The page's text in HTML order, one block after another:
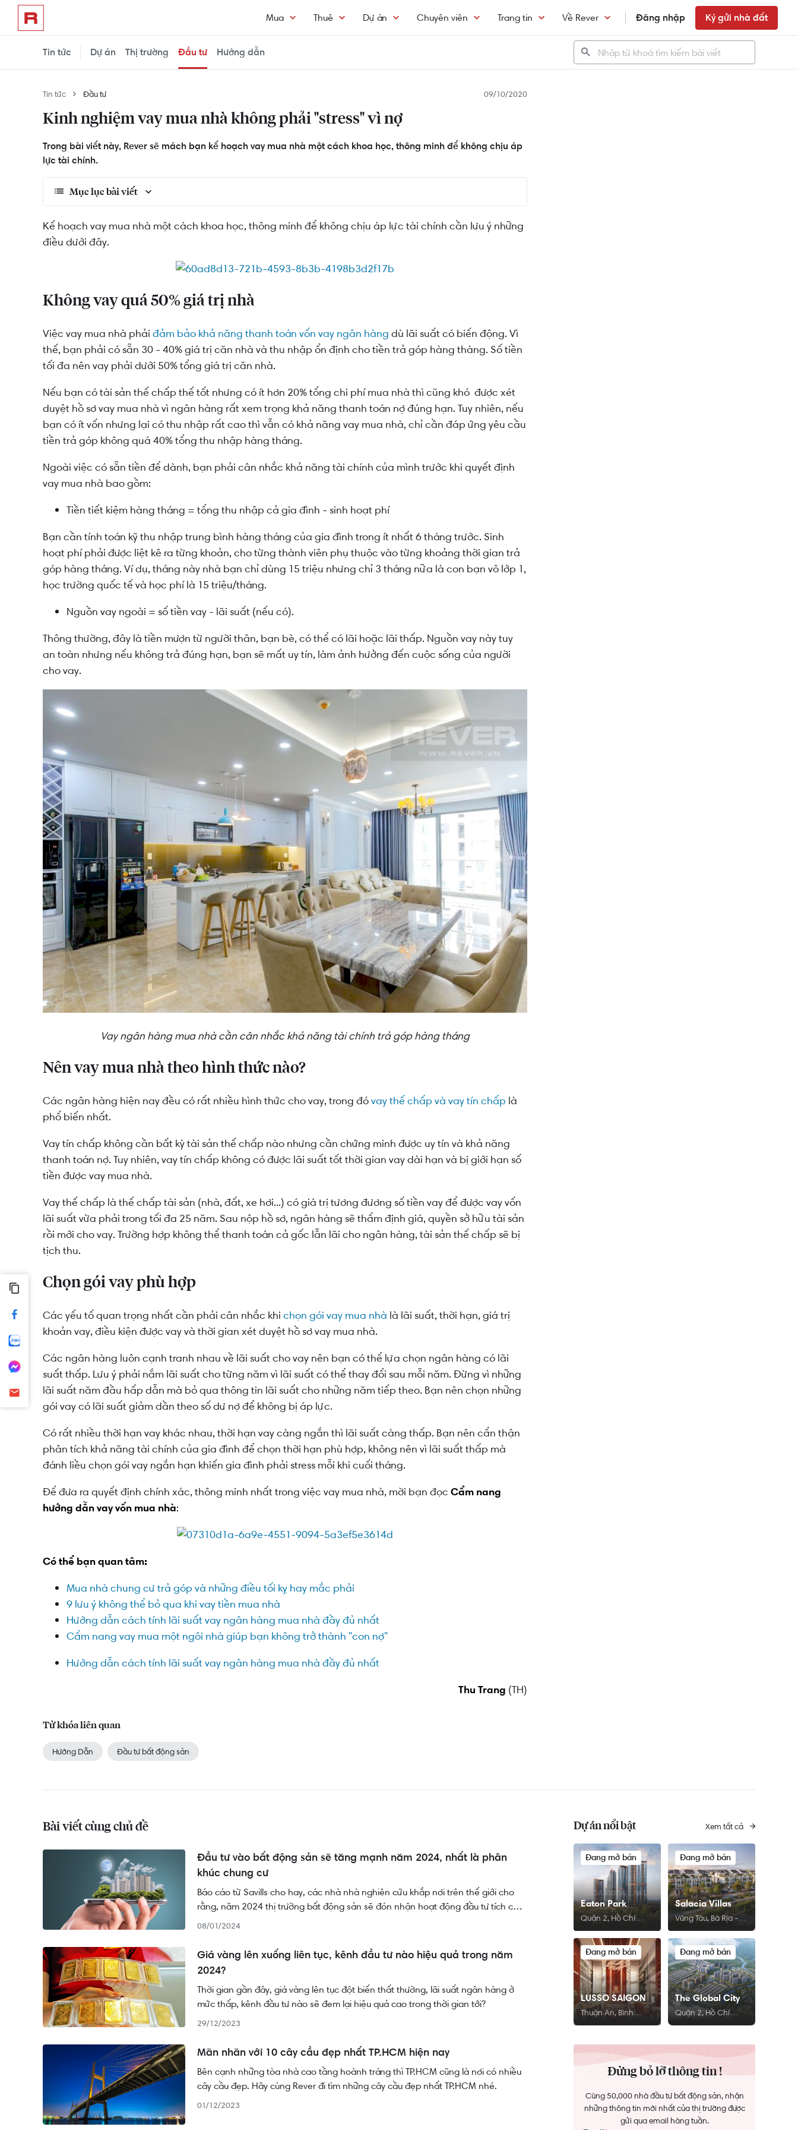
Mua Thuê Dự án Chuyên viên Trang tin Về Rever Đăng nhập Ký gửi nhà đất
Tin tức Dự án Thị trường Đầu tư Hướng dẫn
Tin tức Đầu tư
Kinh nghiệm vay mua nhà không phải "stress" vì nợ
09/10/2020
Trong bài viết này, Rever sẽ mách bạn kế hoạch vay mua nhà một cách khoa học, thông minh để không chịu áp
lực tài chính.
Mục lục bài viết
Nên vay mua nhà theo hình thức nào?
Kế hoạch vay mua nhà một cách khoa học, thông minh để không chịu áp lực tài chính cần lưu ý những
điều dưới đây.
Không vay quá 50% giá trị nhà
Việc vay mua nhà phải đảm bảo khả năng thanh toán vốn vay ngân hàng dù lãi suất có biến động. Vì
thế, bạn phải có sẵn 30 - 40% giá trị căn nhà và thu nhập ổn định cho tiền trả góp hàng thàng. Số tiền
tối đa nên vay phải dưới 50% tổng giá trị căn nhà.
Nếu bạn có tài sản thế chấp thế tốt nhưng có ít hơn 20% tổng chi phí mua nhà thì cũng khó được xét
duyệt hồ sơ vay mua nhà vì ngân hàng rất xem trọng khả năng thanh toán nợ đúng hạn. Tuy nhiên, nếu
bạn có ít vốn nhưng lại có thu nhập rất cao thì vẫn có khả năng vay mua nhà, chỉ cần đáp ứng yêu cầu
tiền trả góp không quá 40% tổng thu nhập hàng tháng.
Ngoài việc có sẵn tiền để dành, bạn phải cân nhắc khả năng tài chính của mình trước khi quyết định
vay mua nhà bao gồm:
Tiền tiết kiệm hàng tháng = tổng thu nhập cả gia đình - sinh hoạt phí
Bạn cần tính toán kỹ thu nhập trung bình hàng tháng của gia đình trong ít nhất 6 tháng trước. Sinh
hoạt phí phải được liệt kê ra từng khoản, cho từng thành viên phụ thuộc vào từng khoảng thời gian trả
góp hàng tháng. Ví dụ, tháng này nhà bạn chỉ dùng 15 triệu nhưng chỉ 3 tháng nữa là con bạn vô lớp 1,
học trường quốc tế và học phí là 15 triệu/tháng.
Nguồn vay ngoài = số tiền vay - lãi suất (nếu có).
Thông thường, đây là tiền mượn từ người thân, bạn bè, có thể có lãi hoặc lãi thấp. Nguồn vay này tuy
an toàn nhưng nếu không trả đúng hạn, bạn sẽ mất uy tín, làm ảnh hưởng đến cuộc sống của người
cho vay.
Vay ngân hàng mua nhà cần cân nhắc khả năng tài chính trả góp hàng tháng
Nên vay mua nhà theo hình thức nào?
Các ngân hàng hiện nay đều có rất nhiều hình thức cho vay, trong đóvay thế chấp và vay tín chấp là
phổ biến nhất.
Vay tín chấp không cần bất kỳ tài sản thế chấp nào nhưng cần chứng minh được uy tín và khả năng
thanh toán nợ. Tuy nhiên, vay tín chấp không có được lãi suất tốt thời gian vay dài hạn và bị giới hạn số
tiền được vay mua nhà.
Vay thế chấp là thế chấp tài sản (nhà, đất, xe hơi...) có giá trị tương đương số tiền vay để được vay vốn
lãi suất vừa phải trong tối đa 25 năm. Sau nộp hồ sơ, ngân hàng sẽ thẩm định giá, quyền sở hữu tài sản
rồi mới cho vay. Trường hợp không thể thanh toán cả gốc lẫn lãi cho ngân hàng, tài sản thế chấp sẽ bị
tịch thu.
Chọn gói vay phù hợp
Các yếu tố quan trọng nhất cần phải cân nhắc khi chọn gói vay mua nhà là lãi suất, thời hạn, giá trị
khoản vay, điều kiện được vay và thời gian xét duyệt hồ sơ vay mua nhà.
Các ngân hàng luôn cạnh tranh nhau về lãi suất cho vay nên bạn có thể lựa chọn ngân hàng có lãi
suất thấp. Lưu ý phải nắm lãi suất cho từng năm vì lãi suất có thể thay đổi sau mỗi năm. Đừng vì những
lãi suất năm đầu hấp dẫn mà bỏ qua thông tin lãi suất cho những năm tiếp theo. Bạn nên chọn những
gói vay có lãi suất giảm dần theo số dư nợ để không bị áp lực.
Có rất nhiều thời hạn vay khác nhau, thời hạn vay càng ngắn thì lãi suất càng thấp. Bạn nên cẩn thận
phân tích khả năng tài chính của gia đình để chọn thời hạn phù hợp, không nên vì lãi suất thấp mà
đánh liều chọn gói vay ngắn hạn khiến gia đình phải stress mỗi khi cuối tháng.
Để đưa ra quyết định chính xác, thông minh nhất trong việc vay mua nhà, mời bạn đọc Cẩm nang
hướng dẫn vay vốn mua nhà:
Có thể bạn quan tâm:
Mua nhà chung cư trả góp và những điều tối kỵ hay mắc phải
9 lưu ý không thể bỏ qua khi vay tiền mua nhà
Hướng dẫn cách tính lãi suất vay ngân hàng mua nhà đầy đủ nhất
Cẩm nang vay mua một ngôi nhà giúp bạn không trở thành "con nợ"
Hướng dẫn cách tính lãi suất vay ngân hàng mua nhà đầy đủ nhất
Thu Trang (TH)
Từ khóa liên quan
Hướng Dẫn Đầu tư bất động sản
Bài viết cùng chủ đề
Đầu tư vào bất động sản sẽ tăng mạnh năm 2024, nhất là phân
khúc chung cư
Báo cáo từ Savills cho hay, các nhà nhà nghiên cứu khắp nơi trên thế giới cho
rằng, năm 2024 thị trường bất động sản sẽ đón nhận hoạt động đầu tư tích cực
hơn.
08/01/2024
Giá vàng lên xuống liên tục, kênh đầu tư nào hiệu quả trong năm
2024?
Thời gian gần đây, giá vàng lên tục đột biến thất thường, lãi suất ngân hàng ở
mức thấp, kênh đầu tư nào sẽ đem lại hiệu quả cao trong thời gian tới?
29/12/2023
Mãn nhãn với 10 cây cầu đẹp nhất TP.HCM hiện nay
Bên cạnh những tòa nhà cao tầng hoành tráng thì TP.HCM cũng là nơi có nhiều
cây cầu đẹp. Hãy cùng Rever đi tìm những cây cầu đẹp nhất TP.HCM nhé.
01/12/2023
Dự án nổi bật Xem tất cả
Đang mở bán
Eaton Park
Quận 2, Hồ Chí
Minh
Đang mở bán
Salacia Villas
Vũng Tàu, Bà Rịa -
Vũng Tàu
Đang mở bán
LUSSO SAIGON
Thuận An, Bình
Dương
Đang mở bán
The Global City
Quận 2, Hồ Chí
Minh
Đừng bỏ lỡ thông tin !
Cùng 50,000 nhà đầu tư bất động sản, nhận
những thông tin mới nhất của thị trường được
gửi qua email hàng tuần.